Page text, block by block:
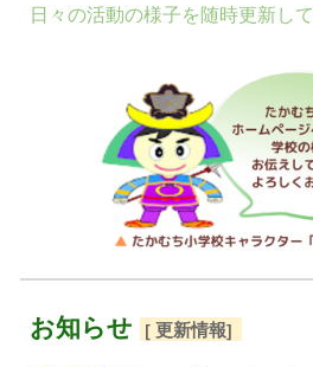
日々の活動の様子を随時更新して
お知らせ [更新情報]